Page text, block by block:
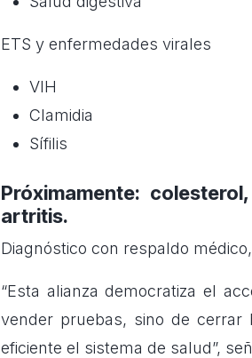
ETS y enfermedades virales
VIH
Clamidia
Sífilis
Próximamente:
artritis.
Diagnóstico con respaldo
“Esta alianza democratiza el
vender pruebas, sino de cerrar
eficiente el sistema de salud”,